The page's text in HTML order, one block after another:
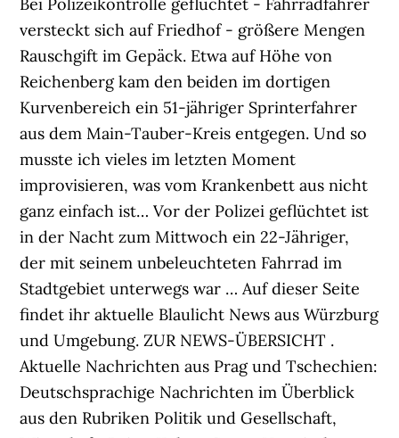
versteckt sich auf Friedhof - größere Mengen
Rauschgift im Gepäck. Etwa auf Höhe von
Reichenberg kam den beiden im dortigen
Kurvenbereich ein 51-jähriger Sprinterfahrer
aus dem Main-Tauber-Kreis entgegen. Und so
musste ich vieles im letzten Moment
improvisieren, was vom Krankenbett aus nicht
ganz einfach ist… Vor der Polizei geflüchtet ist
in der Nacht zum Mittwoch ein 22-Jähriger,
der mit seinem unbeleuchteten Fahrrad im
Stadtgebiet unterwegs war … Auf dieser Seite
findet ihr aktuelle Blaulicht News aus Würzburg
und Umgebung. ZUR NEWS-ÜBERSICHT .
Aktuelle Nachrichten aus Prag und Tschechien:
Deutschsprachige Nachrichten im Überblick
aus den Rubriken Politik und Gesellschaft,